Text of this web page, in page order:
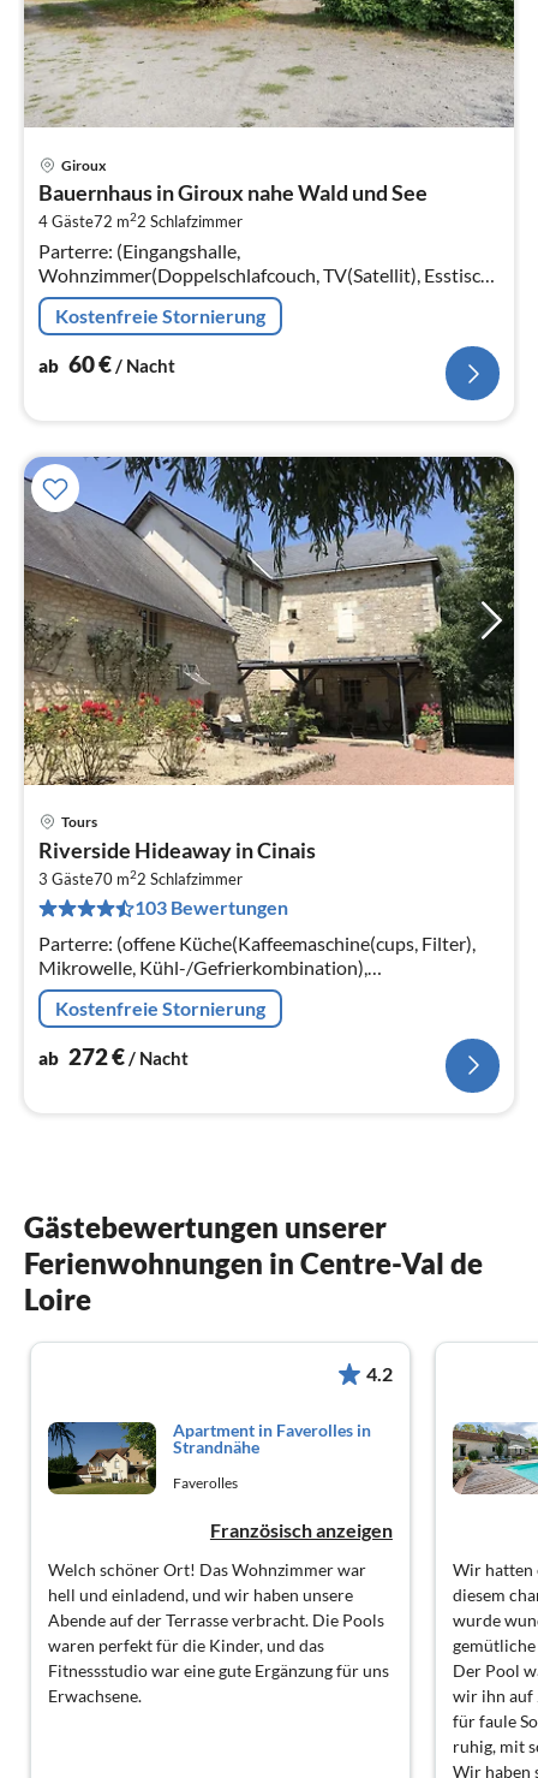
Giroux
Bauernhaus in Giroux nahe Wald und See
4 Gäste72 m22 Schlafzimmer
Parterre: (Eingangshalle,
Wohnzimmer(Doppelschlafcouch, TV(Satellit), Esstisch,
DVD-Spieler, Radio)
Kostenfreie Stornierung
ab 60€/ Nacht
Tours
Riverside Hideaway in Cinais
3 Gäste70 m22 Schlafzimmer
103 Bewertungen
Parterre: (offene Küche(Kaffeemaschine(cups, Filter),
Mikrowelle, Kühl-/Gefrierkombination),
Wohn/Esszimmer(TV(digital, Niederländische TV-
Kanäle, internationale TV-Kanäle)
Kostenfreie Stornierung
ab 272€/ Nacht
Gästebewertungen unserer
Ferienwohnungen in Centre-Val de
Loire
4.2
Apartment in Faverolles in
Strandnähe
Faverolles
Französisch anzeigen
Welch schöner Ort! Das Wohnzimmer war
hell und einladend, und wir haben unsere
Abende auf der Terrasse verbracht. Die Pools
waren perfekt für die Kinder, und das
Fitnessstudio war eine gute Ergänzung für uns
Erwachsene.
Wir hatten
diesem
wurde
Der Pool
wir ihn auf
für faule
ruhig, mit
Wir haben